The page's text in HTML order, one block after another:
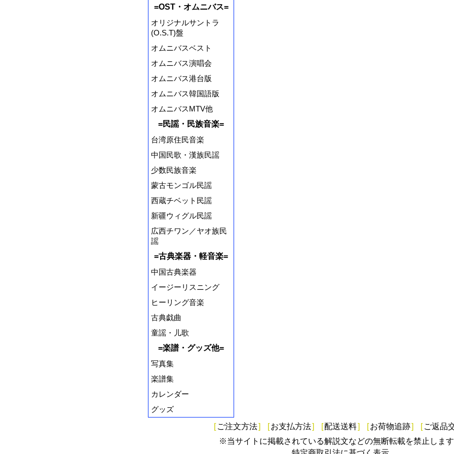
=OST・オムニバス=
オリジナルサントラ
(O.S.T)盤
オムニバスベスト
オムニバス演唱会
オムニバス港台版
オムニバス韓国語版
オムニバスMTV他
=民謡・民族音楽=
台湾原住民音楽
中国民歌・漢族民謡
少数民族音楽
蒙古モンゴル民謡
西蔵チベット民謡
新疆ウィグル民謡
広西チワン／ヤオ族民
謡
=古典楽器・軽音楽=
中国古典楽器
イージーリスニング
ヒーリング音楽
古典戯曲
童謡・儿歌
=楽譜・グッズ他=
写真集
楽譜集
カレンダー
グッズ
[ ご注文方法] [お支払方法] [配送送料] [お荷物追跡] [ ご返品
※当サイトに掲載されている解説文などの無断転載を禁止します